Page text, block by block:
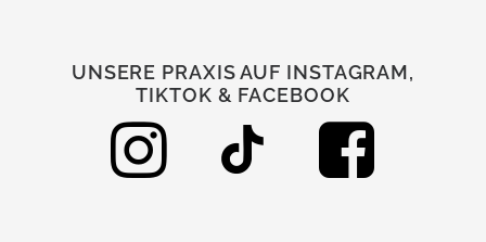
UNSERE PRAXIS AUF INSTAGRAM,
TIKTOK & FACEBOOK